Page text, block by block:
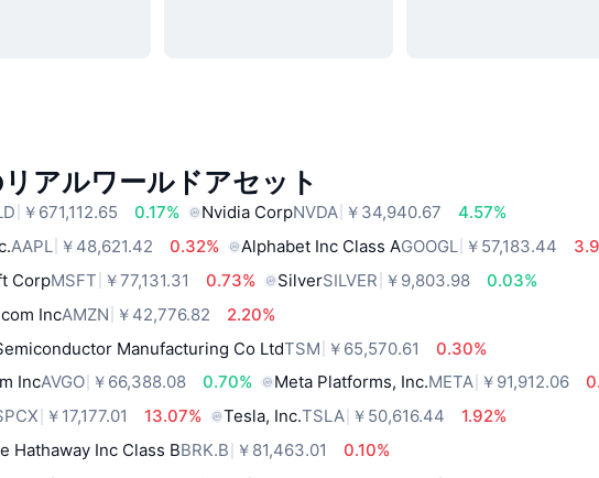
アルワールドアセット
￥671,112.65 0.17% Nvidia CorpNVDA ￥34,940.67
4.57%
AAPL ￥48,621.42 0.32% Alphabet Inc Class AGOOGL ￥57,183.44
CorpMSFT ￥77,131.31 0.73% SilverSILVER ￥9,803.98
0.03%
IncAMZN ￥42,776.82
2.20%
Manufacturing Co LtdTSM ￥65,570.61
0.30%
IncAVGO ￥66,388.08 0.70% Meta Platforms, Inc.META ￥91,912.06
￥17,177.01 13.07% Tesla, Inc.TSLA ￥50,616.44
1.92%
Hathaway Inc Class BBRK.B ￥81,463.01
0.10%